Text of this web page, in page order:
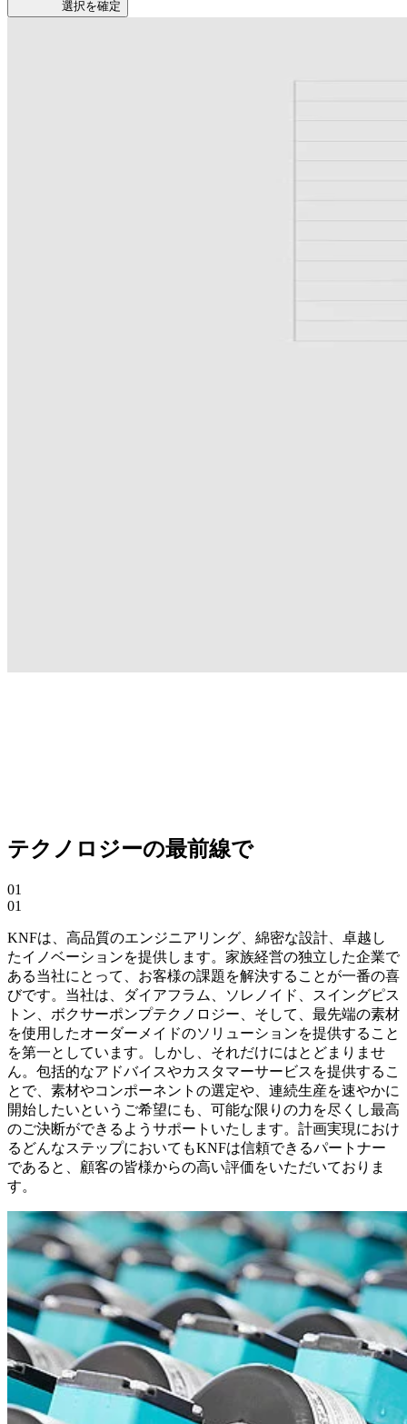
選択を確定
テクノロジーの最前線で
01
01
KNFは、高品質のエンジニアリング、綿密な設計、卓越し
たイノベーションを提供します。家族経営の独立した企業で
ある当社にとって、お客様の課題を解決することが一番の喜
びです。当社は、ダイアフラム、ソレノイド、スイングピス
トン、ボクサーポンプテクノロジー、そして、最先端の素材
を使用したオーダーメイドのソリューションを提供すること
を第一としています。しかし、それだけにはとどまりませ
ん。包括的なアドバイスやカスタマーサービスを提供するこ
とで、素材やコンポーネントの選定や、連続生産を速やかに
開始したいというご希望にも、可能な限りの力を尽くし最高
のご決断ができるようサポートいたします。計画実現におけ
るどんなステップにおいてもKNFは信頼できるパートナー
であると、顧客の皆様からの高い評価をいただいておりま
す。